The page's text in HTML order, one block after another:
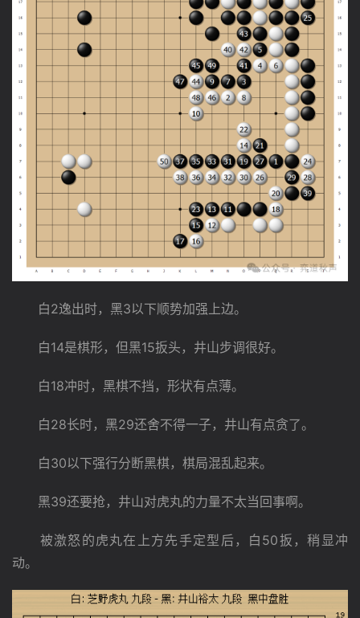
白2逸出时，黑3以下顺势加强上边。
白14是棋形，但黑15扳头，井山步调很好。
白18冲时，黑棋不挡，形状有点薄。
白28长时，黑29还舍不得一子，井山有点贪了。
白30以下强行分断黑棋，棋局混乱起来。
黑39还要抢，井山对虎丸的力量不太当回事啊。
被激怒的虎丸在上方先手定型后，白50扳，稍显冲
动。